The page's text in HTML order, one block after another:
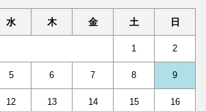
水 木 金 土 日
1 2
5 6 7 8 9
12 13 14 15 16